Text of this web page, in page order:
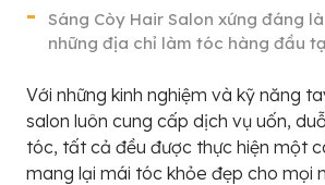
Sáng Còy Hair Salon xứng đáng
những địa chỉ làm tóc hàng đầu
Với những kinh nghiệm và kỹ năng
salon luôn cung cấp dịch vụ uốn,
tóc, tất cả đều được thực hiện một
mang lại mái tóc khỏe đẹp cho mọi